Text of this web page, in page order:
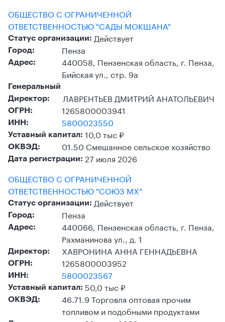
ОБЩЕСТВО С ОГРАНИЧЕННОЙ
ОТВЕТСТВЕННОСТЬЮ "САДЫ МОКШАНА"
Статус организации: Действует
Город: Пенза
Адрес:
440058, Пензенская область, г. Пенза,
Бийская ул., стр. 9а
Генеральный
Директор:
ЛАВРЕНТЬЕВ ДМИТРИЙ АНАТОЛЬЕВИЧ
ОГРН: 1265800003941
ИНН: 5800023550
Уставный капитал: 10,0 тыс ₽
ОКВЭД: 01.50 Смешанное сельское хозяйство
Дата регистрации: 27 июля 2026
ОБЩЕСТВО С ОГРАНИЧЕННОЙ
ОТВЕТСТВЕННОСТЬЮ "СОЮЗ МХ"
Статус организации: Действует
Город: Пенза
Адрес:
440066, Пензенская область, г. Пенза,
Рахманинова ул., д. 1
Директор: ХАВРОНИНА АННА ГЕННАДЬЕВНА
ОГРН: 1265800003952
ИНН: 5800023567
Уставный капитал: 50,0 тыс ₽
ОКВЭД:
46.71.9 Торговля оптовая прочим
топливом и подобными продуктами